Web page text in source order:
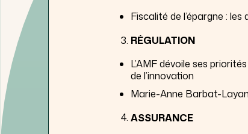
Fiscalité de l’épargne :
RÉGULATION
L’AMF dévoile ses
de l’innovation
Marie-Anne Barbat-
ASSURANCE